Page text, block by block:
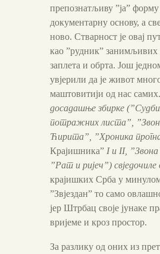
препознатљиву ”ја”
документарну основу, а
ново. Стварност је овај
као ”рудник” занимљивих
заплета и обрта. Још
увјерили да је живот
маштовитији од нас
досадашње збирке
потражних листа”,
Ћирита”, ”Хроника
Крајишника” I и II, ”Звона
”Рат и ријеч”) свједочиле
крајишких Срба у
”Звјездан” то само
јер Штрбац своје јунаке
вријеме и кроз простор.
За разлику од оних из